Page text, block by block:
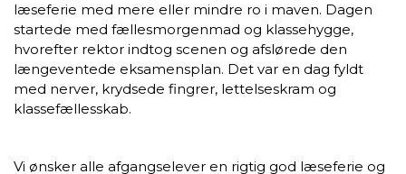
læseferie med mere eller mindre ro i maven. Dagen
startede med fællesmorgenmad og klassehygge,
hvorefter rektor indtog scenen og afslørede den
længeventede eksamensplan. Det var en dag fyldt
med nerver, krydsede fingrer, lettelseskram og
klassefællesskab.
Vi ønsker alle afgangselever en rigtig god læseferie og